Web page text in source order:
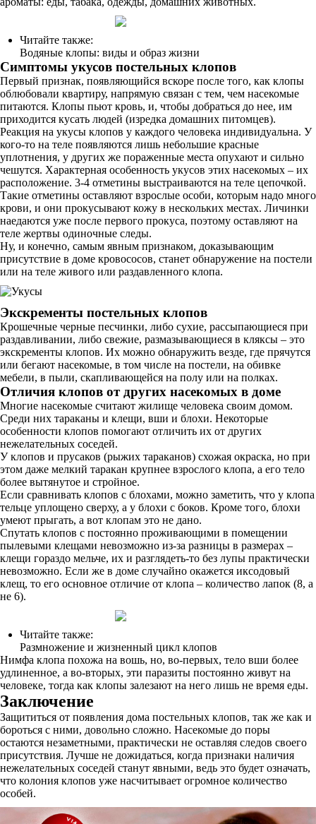
Читайте также:
Водяные клопы: виды и образ жизни
Симптомы укусов постельных клопов
Первый признак, появляющийся вскоре после того, как клопы
облюбовали квартиру, напрямую связан с тем, чем насекомые
питаются. Клопы пьют кровь, и, чтобы добраться до нее, им
приходится кусать людей (изредка домашних питомцев).
Реакция на укусы клопов у каждого человека индивидуальна. У
кого-то на теле появляются лишь небольшие красные
уплотнения, у других же пораженные места опухают и сильно
чешутся. Характерная особенность укусов этих насекомых – их
расположение. 3-4 отметины выстраиваются на теле цепочкой.
Такие отметины оставляют взрослые особи, которым надо много
крови, и они прокусывают кожу в нескольких местах. Личинки
наедаются уже после первого прокуса, поэтому оставляют на
теле жертвы одиночные следы.
Ну, и конечно, самым явным признаком, доказывающим
присутствие в доме кровососов, станет обнаружение на постели
или на теле живого или раздавленного клопа.
Экскременты постельных клопов
Крошечные черные песчинки, либо сухие, рассыпающиеся при
раздавливании, либо свежие, размазывающиеся в кляксы – это
экскременты клопов. Их можно обнаружить везде, где прячутся
или бегают насекомые, в том числе на постели, на обивке
мебели, в пыли, скапливающейся на полу или на полках.
Отличия клопов от других насекомых в доме
Многие насекомые считают жилище человека своим домом.
Среди них тараканы и клещи, вши и блохи. Некоторые
особенности клопов помогают отличить их от других
нежелательных соседей.
У клопов и прусаков (рыжих тараканов) схожая окраска, но при
этом даже мелкий таракан крупнее взрослого клопа, а его тело
более вытянутое и стройное.
Если сравнивать клопов с блохами, можно заметить, что у клопа
тельце уплощено сверху, а у блохи с боков. Кроме того, блохи
умеют прыгать, а вот клопам это не дано.
Спутать клопов с постоянно проживающими в помещении
пылевыми клещами невозможно из-за разницы в размерах –
клещи гораздо мельче, их и разглядеть-то без лупы практически
невозможно. Если же в доме случайно окажется иксодовый
клещ, то его основное отличие от клопа – количество лапок (8, а
не 6).
Читайте также:
Размножение и жизненный цикл клопов
Нимфа клопа похожа на вошь, но, во-первых, тело вши более
удлиненное, а во-вторых, эти паразиты постоянно живут на
человеке, тогда как клопы залезают на него лишь не время еды.
Заключение
Защититься от появления дома постельных клопов, так же как и
бороться с ними, довольно сложно. Насекомые до поры
остаются незаметными, практически не оставляя следов своего
присутствия. Лучше не дожидаться, когда признаки наличия
нежелательных соседей станут явными, ведь это будет означать,
что колония клопов уже насчитывает огромное количество
особей.